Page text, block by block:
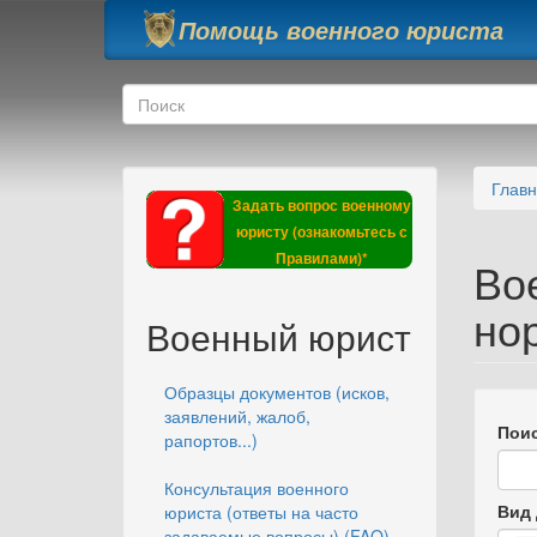
Перейти к основному содержанию
Помощь военного юриста
Форма поиска
Поиск
Задать вопрос военному
юристу (ознакомьтесь с
Правилами)*
Военный юрист
Образцы документов (исков,
заявлений, жалоб,
рапортов...)
Консультация военного
юриста (ответы на часто
Вид